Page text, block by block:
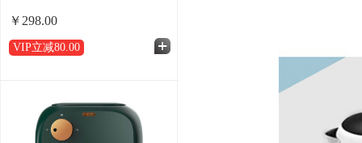
￥298.00
VIP立减80.00